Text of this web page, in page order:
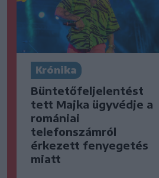
Krónika
Büntetőfeljelentést
tett Majka ügyvédje a
romániai
telefonszámról
érkezett fenyegetés
miatt